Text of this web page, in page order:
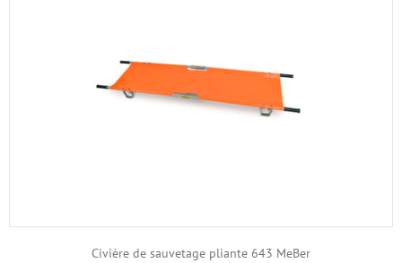
Civière de sauvetage pliante 643 MeBer